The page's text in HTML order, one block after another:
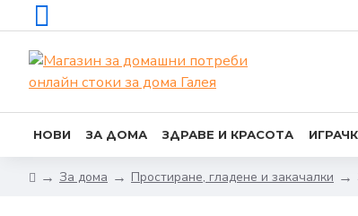
НОВИ ЗА ДОМА ЗДРАВЕ И КРАСОТА
За дома Простиране, гладене и закачалки